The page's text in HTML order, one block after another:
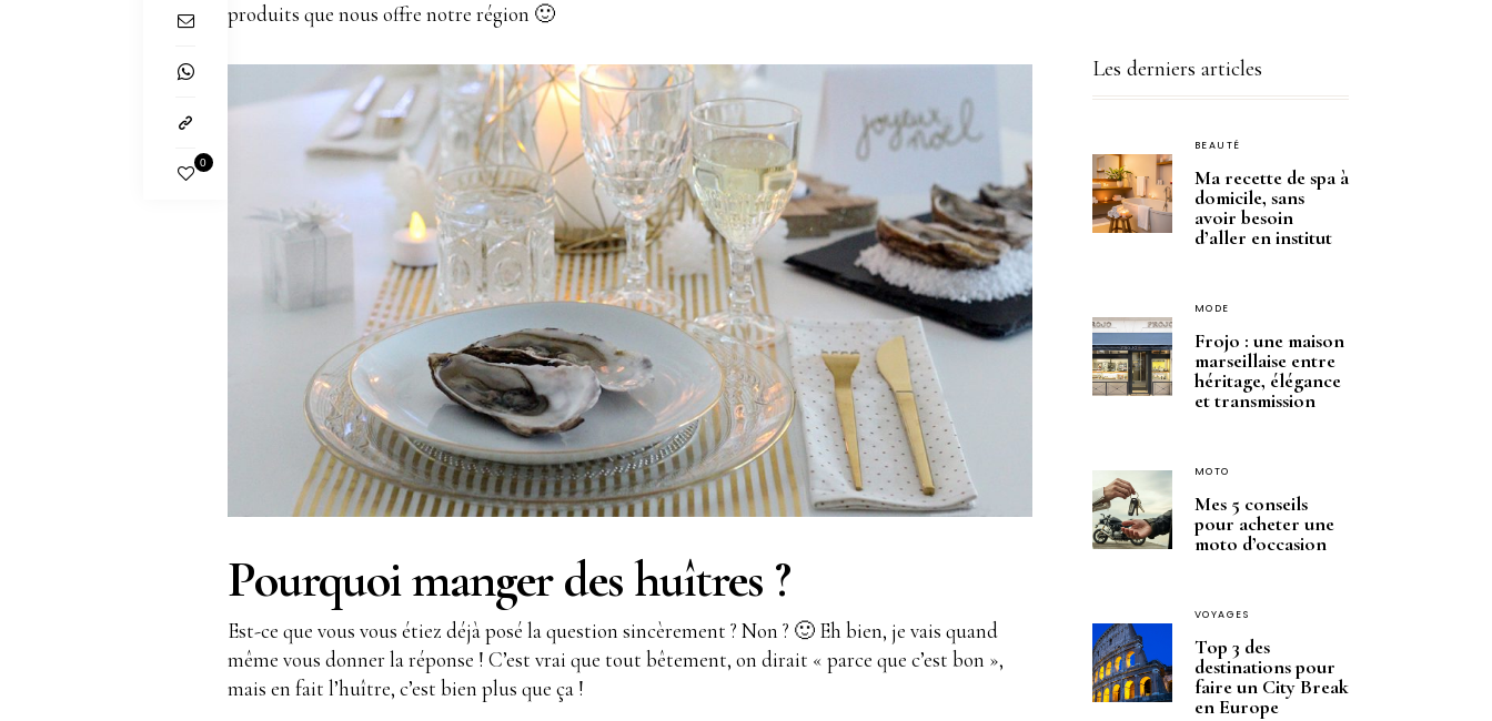
0
produits que nous offre notre région 🙂
Pourquoi manger des huîtres ?
Est-ce que vous vous étiez déjà posé la question sincèrement ? Non ? 🙂 Eh bien, je vais quand
même vous donner la réponse ! C’est vrai que tout bêtement, on dirait « parce que c’est bon »,
mais en fait l’huître, c’est bien plus que ça !
Les derniers articles
BEAUTÉ
Ma recette de spa à
domicile, sans
avoir besoin
d’aller en institut
MODE
Frojo : une maison
marseillaise entre
héritage, élégance
et transmission
MOTO
Mes 5 conseils
pour acheter une
moto d’occasion
VOYAGES
Top 3 des
destinations pour
faire un City Break
en Europe